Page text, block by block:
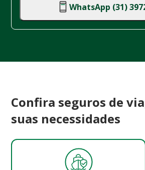
WhatsApp (31)
Confira seguros de
suas necessidades